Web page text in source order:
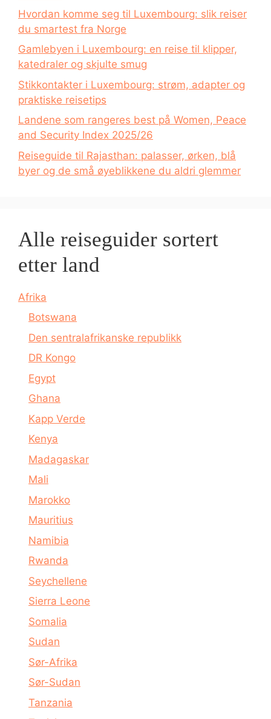
Hvordan komme seg til Luxembourg: slik reiser
du smartest fra Norge
Gamlebyen i Luxembourg: en reise til klipper,
katedraler og skjulte smug
Stikkontakter i Luxembourg: strøm, adapter og
praktiske reisetips
Landene som rangeres best på Women, Peace
and Security Index 2025/26
Reiseguide til Rajasthan: palasser, ørken, blå
byer og de små øyeblikkene du aldri glemmer
Alle reiseguider sortert
etter land
Afrika
Botswana
Den sentralafrikanske republikk
DR Kongo
Egypt
Ghana
Kapp Verde
Kenya
Madagaskar
Mali
Marokko
Mauritius
Namibia
Rwanda
Seychellene
Sierra Leone
Somalia
Sudan
Sør-Afrika
Sør-Sudan
Tanzania